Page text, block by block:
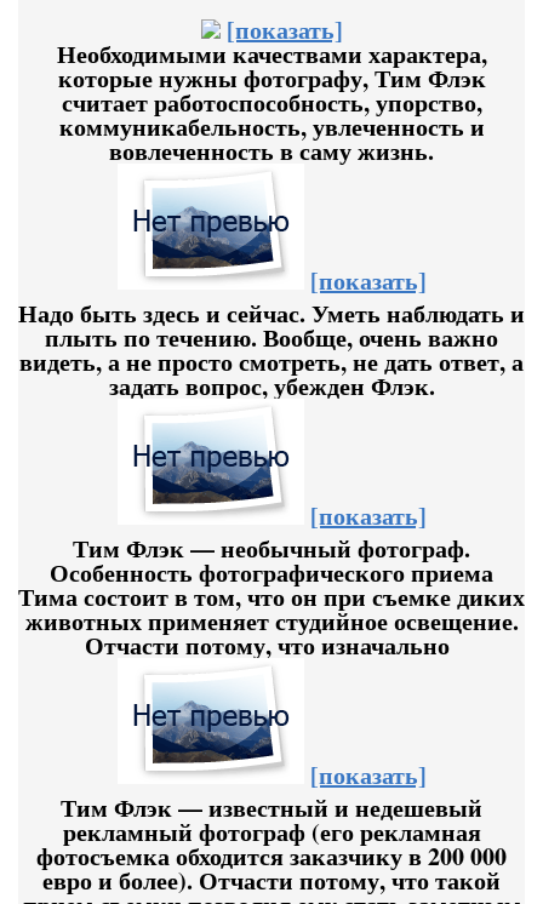
[показать]
Необходимыми качествами характера,
которые нужны фотографу, Тим Флэк
считает работоспособность, упорство,
коммуникабельность, увлеченность и
вовлеченность в саму жизнь.
[показать]
Надо быть здесь и сейчас. Уметь наблюдать и
плыть по течению. Вообще, очень важно
видеть, а не просто смотреть, не дать ответ, а
задать вопрос, убежден Флэк.
[показать]
Тим Флэк — необычный фотограф.
Особенность фотографического приема
Тима состоит в том, что он при съемке диких
животных применяет студийное освещение.
Отчасти потому, что изначально
[показать]
Тим Флэк — известный и недешевый
рекламный фотограф (его рекламная
фотосъемка обходится заказчику в 200 000
евро и более). Отчасти потому, что такой